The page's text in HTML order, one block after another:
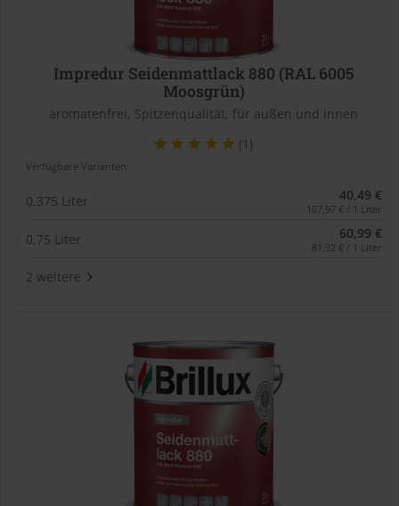
Impredur Seidenmattlack 880 (RAL 6005
Moosgrün)
aromatenfrei, Spitzenqualität, für außen und innen
(1)
Verfügbare Varianten
0,375 Liter 40,49 €
107,97 € / 1 Liter
0,75 Liter 60,99 €
81,32 € / 1 Liter
2 weitere